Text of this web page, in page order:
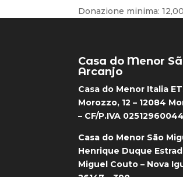
Donazione minima:
Casa do Menor
Arcanjo
Casa do Menor Italia
Morozzo, 12 – 12084
– CF/P.IVA 02512960044
Casa do Menor São
Henrique Duque
Miguel Couto – Nova